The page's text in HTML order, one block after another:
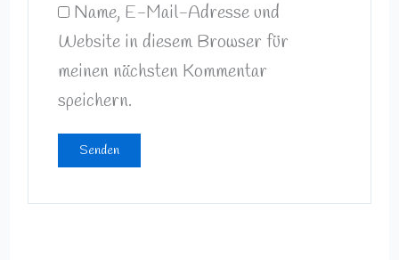
Name, E-Mail-Adresse und
Website in diesem Browser für
meinen nächsten Kommentar
speichern.